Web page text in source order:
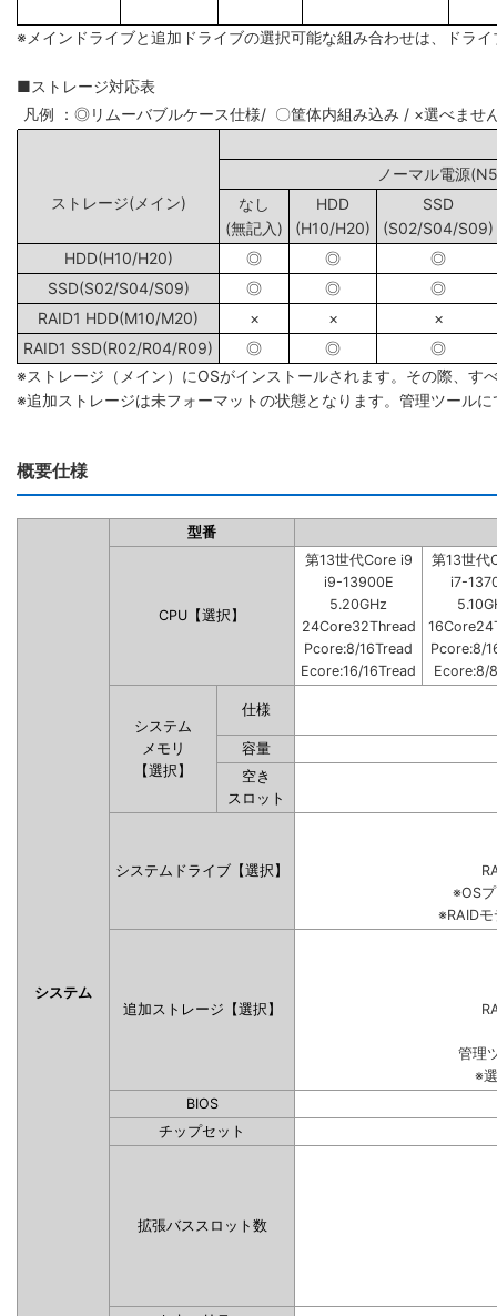
※メインドライブと追加ドライブの選択可能な組み合わせは、ドラ
■ストレージ対応表
凡例 ：◎リムーバブルケース仕様/ 〇筐体内組み込み / ×選べませ
ノーマル電源
ストレージ(メイン)
なし
(無記入)
HDD
(H10/H20)
SSD
(S02/S04/S09)
HDD(H10/H20)
◎ ◎
◎
SSD(S02/S04/S09)
◎ ◎
◎
RAID1 HDD(M10/M20)
× ×
×
RAID1 SSD(R02/R04/R09)
◎ ◎
◎
※ストレージ（メイン）にOSがインストールされます。その際、す
※追加ストレージは未フォーマットの状態となります。管理ツール
概要仕様
システム
型番
CPU【選択】
第13世代Core i9
i9-13900E
5.20GHz
24Core32Thread
Pcore:8/16Tread
Ecore:16/16Tread
第13世代
i7-
Pcore:8/
Ecore:8/
システム
メモリ
【選択】
仕様
容量
空き
スロット
システムドライブ【選択】
※OS
※RAID
追加ストレージ【選択】
管理
※
BIOS
チップセット
拡張バススロット数